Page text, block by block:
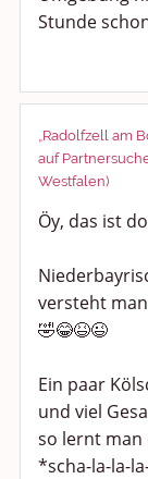
Stunde
„Radolfzell am
auf
Westfalen)
Öy, das ist
versteht
🤣😂😆😉
Ein paar
und viel
so lernt man
*scha-la-la-